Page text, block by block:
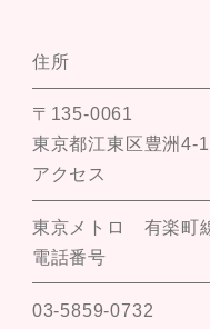
住所
〒135-0061
東京都江東区豊洲4-
アクセス
東京メトロ 有楽町
電話番号
03-5859-0732